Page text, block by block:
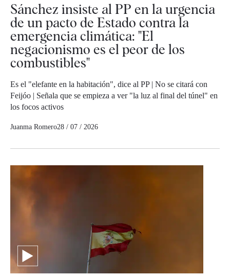
Sánchez insiste al PP en la urgencia
de un pacto de Estado contra la
emergencia climática: "El
negacionismo es el peor de los
combustibles"
Es el "elefante en la habitación", dice al PP | No se citará con
Feijóo | Señala que se empieza a ver "la luz al final del túnel" en
los focos activos
Juanma Romero28 / 07 / 2026